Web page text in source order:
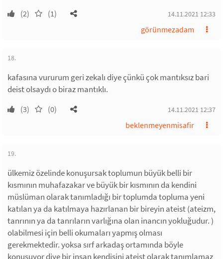
(2) (1) 14.11.2021 12:33
görünmezadam
18.
kafasına vururum geri zekalı diye çünkü çok mantıksız bari
deist olsaydı o biraz mantıklı.
(3) (0) 14.11.2021 12:37
beklenmeyenmisafir
19.
ülkemiz özelinde konuşursak toplumun büyük belli bir
kısmının muhafazakar ve büyük bir kısmının da kendini
müslüman olarak tanımladığı bir toplumda topluma yeni
katılan ya da katılmaya hazırlanan bir bireyin ateist (ateizm,
tanrının ya da tanrıların varlığına olan inancın yokluğudur. )
olabilmesi için belli okumaları yapmış olması
gerekmektedir. yoksa sırf arkadaş ortamında böyle
konuşuyor diye bir insan kendisini ateist olarak tanımlamaz